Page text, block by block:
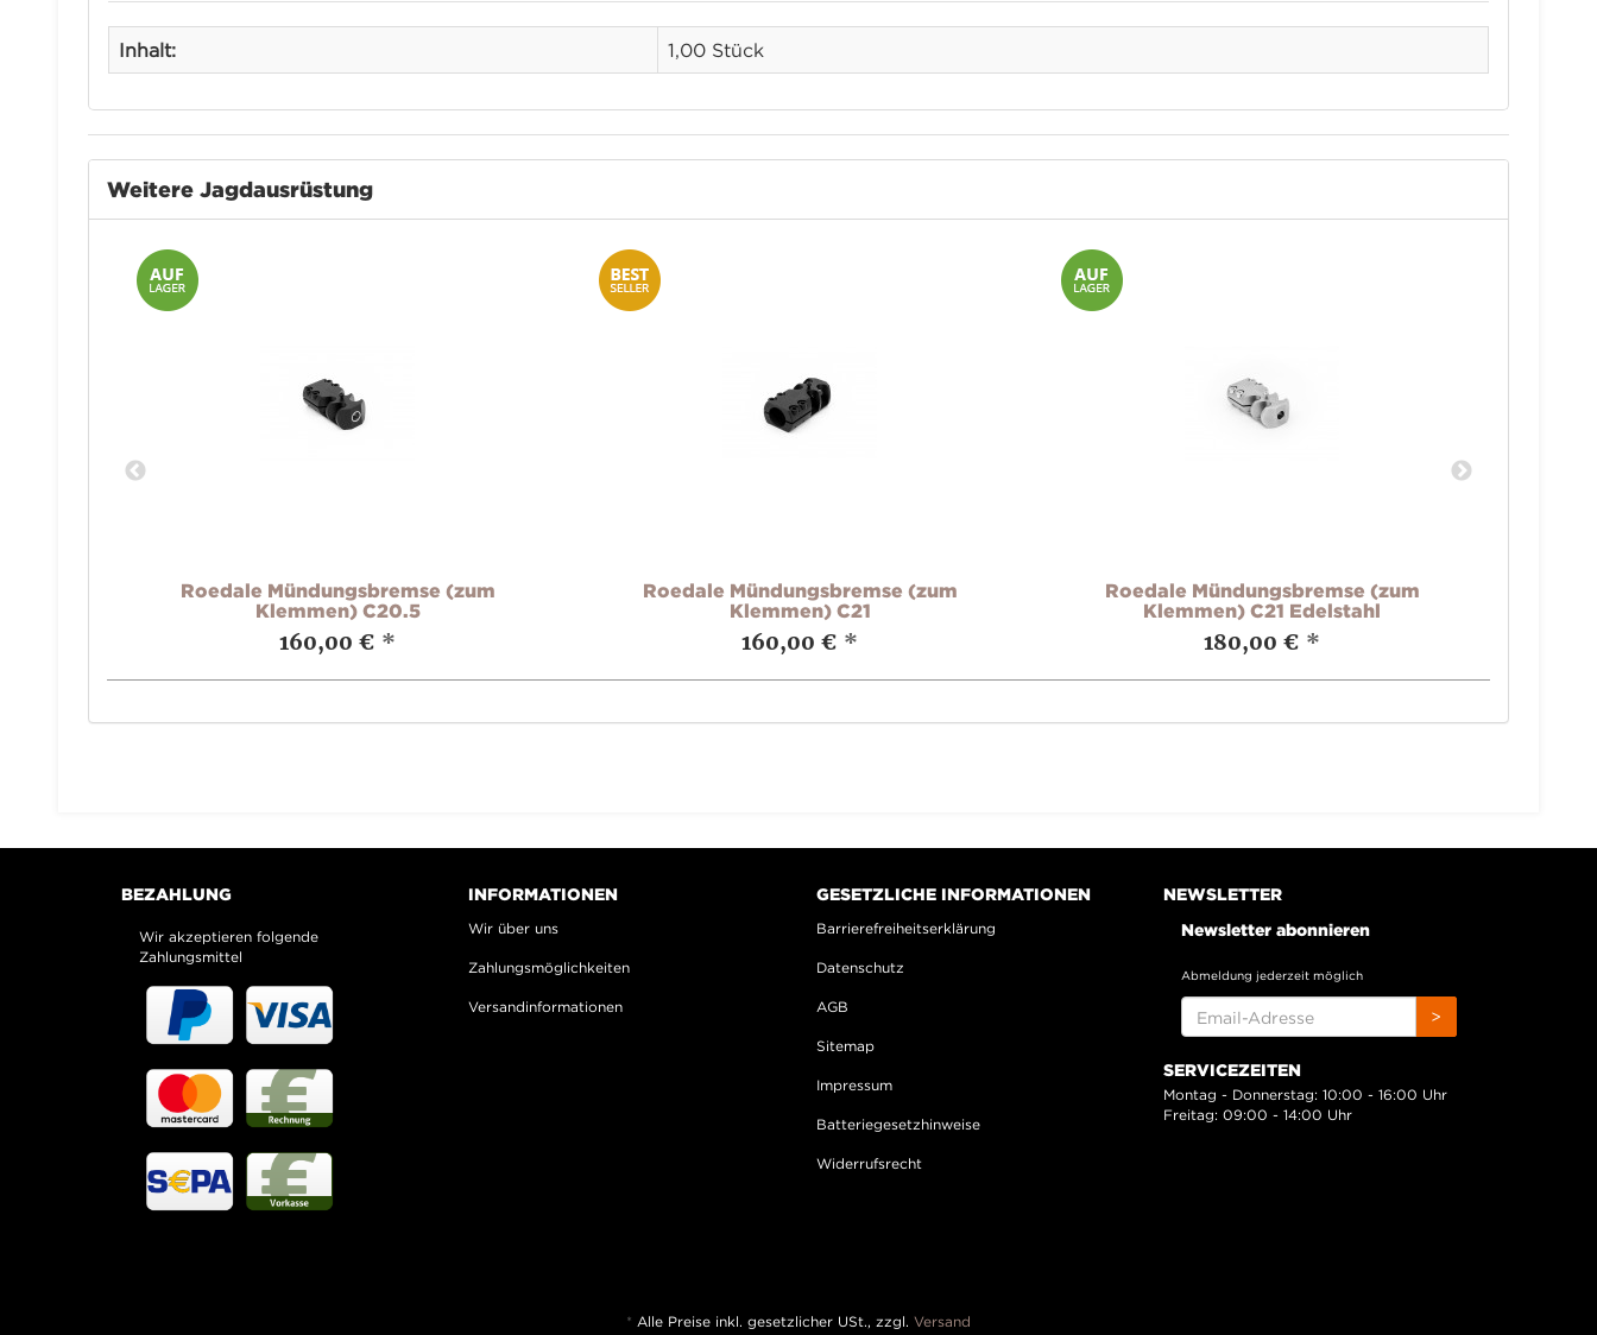
Inhalt: 1,00 Stück
Weitere Jagdausrüstung
Roedale Mündungsbremse (zum
Klemmen) C20.5
160,00 € *
Roedale Mündungsbremse (zum
Klemmen) C21
160,00 € *
Roedale Mündungsbremse (zum
Klemmen) C21 Edelstahl
180,00 € *
BEZAHLUNG
Wir akzeptieren folgende
Zahlungsmittel
INFORMATIONEN
Wir über uns
Zahlungsmöglichkeiten
Versandinformationen
GESETZLICHE INFORMATIONEN
Barrierefreiheitserklärung
Datenschutz
AGB
Sitemap
Impressum
Batteriegesetzhinweise
Widerrufsrecht
NEWSLETTER
Newsletter abonnieren
Abmeldung jederzeit möglich
ADRESSE
>
SERVICEZEITEN
Montag - Donnerstag: 10:00 - 16:00 Uhr
Freitag: 09:00 - 14:00 Uhr
* Alle Preise inkl. gesetzlicher USt., zzgl. Versand